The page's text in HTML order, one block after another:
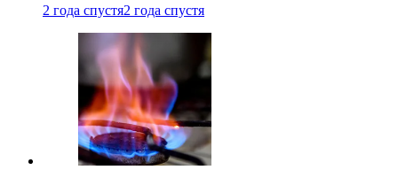
2 года спустя2 года спустя